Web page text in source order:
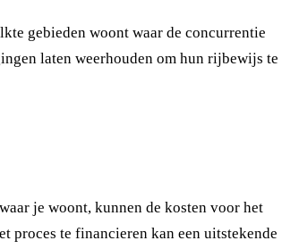
gebieden woont waar de concurrentie
laten weerhouden om hun rijbewijs te
je woont, kunnen de kosten voor het
proces te financieren kan een uitstekende